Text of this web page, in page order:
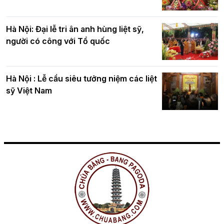
Hà Nội: Đại lễ tri ân anh hùng liệt sỹ,
người có công với Tổ quốc
Hà Nội : Lễ cầu siêu tưởng niệm các liệt
sỹ Việt Nam